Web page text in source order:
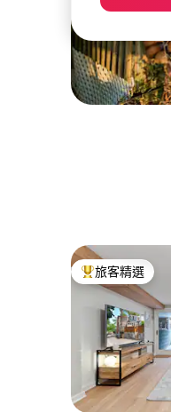
旅客精選榜首
旅客精選